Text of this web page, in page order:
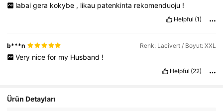
labai gera kokybe , likau patenkinta rekomenduoju !
Helpful (1)
b***n Renk: Lacivert / Boyut: XXL
Very nice for my Husband !
Helpful (22)
Ürün Detayları